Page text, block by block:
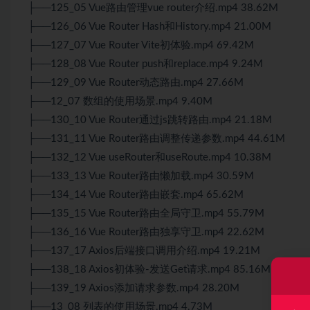
├──125_05 Vue路由管理vue router介绍.mp4 38.62M
├──126_06 Vue Router Hash和History.mp4 21.00M
├──127_07 Vue Router Vite初体验.mp4 69.42M
├──128_08 Vue Router push和replace.mp4 9.24M
├──129_09 Vue Router动态路由.mp4 27.66M
├──12_07 数组的使用场景.mp4 9.40M
├──130_10 Vue Router通过js跳转路由.mp4 21.18M
├──131_11 Vue Router路由调整传递参数.mp4 44.61M
├──132_12 Vue useRouter和useRoute.mp4 10.38M
├──133_13 Vue Router路由懒加载.mp4 30.59M
├──134_14 Vue Router路由嵌套.mp4 65.62M
├──135_15 Vue Router路由全局守卫.mp4 55.79M
├──136_16 Vue Router路由独享守卫.mp4 22.62M
├──137_17 Axios后端接口调用介绍.mp4 19.21M
├──138_18 Axios初体验-发送Get请求.mp4 85.16M
├──139_19 Axios添加请求参数.mp4 28.20M
├──13_08 列表的使用场景.mp4 4.73M